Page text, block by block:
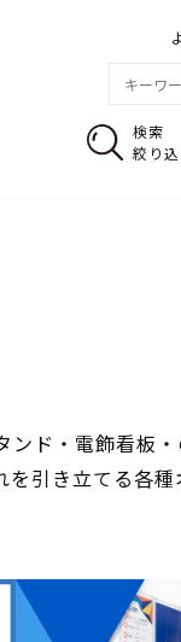
検索
絞り
送
ド・電飾看板
引き立てる各